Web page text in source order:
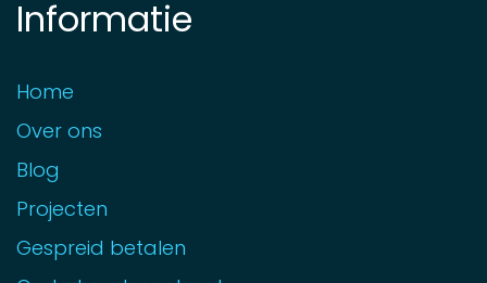
Informatie
Home
Over ons
Blog
Projecten
Gespreid betalen